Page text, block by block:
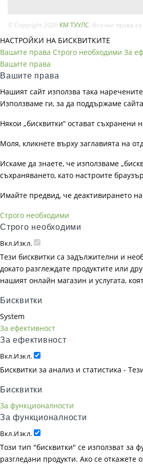
© Copyright 2026 КМ ТУУЛС. Всички права
НАСТРОЙКИ НА БИСКВИТКИТЕ
Вашите права Строго необходими За
Вашите права
Вашите права
Нашият сайт използва така
Използваме ги, за да поддържаме
Някои „бисквитки“ остават
Моля, кликнете върху заглавията на
Искаме да знаете, че използваме
съхраняването, като настроите
Имайте предвид, че деактивирането
Строго необходими
Строго необходими
Вкл.Изкл.
Тези бисквитки са задължителни и
докато разглеждате продуктите или
нашият онлайн магазин и услугата,
Бисквитки
System
За ефективност
За ефективност
Вкл.Изкл.
Бисквитки за анализ и статистика -
Бисквитки
За функционалности
За функционалности
Вкл.Изкл.
Този тип "бисквитки" се използват за
разгледани продукти. Ако се